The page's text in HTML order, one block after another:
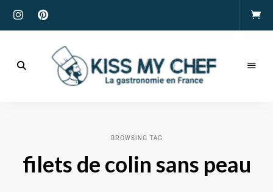
Chef
BROWSING TAG
filets de colin sans peau